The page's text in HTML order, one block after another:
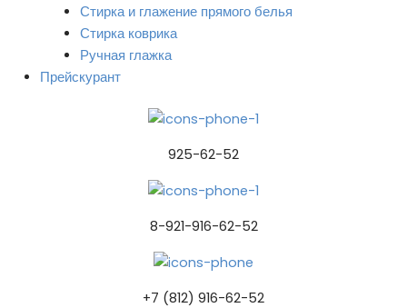
Стирка и глажение прямого белья
Стирка коврика
Ручная глажка
Прейскурант
925-62-52
8-921-916-62-52
+7 (812) 916-62-52